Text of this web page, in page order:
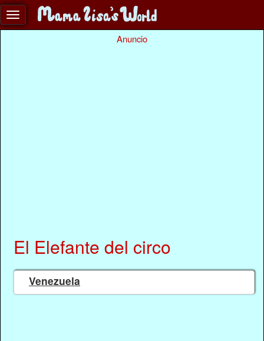
Anuncio
El Elefante del circo
Venezuela